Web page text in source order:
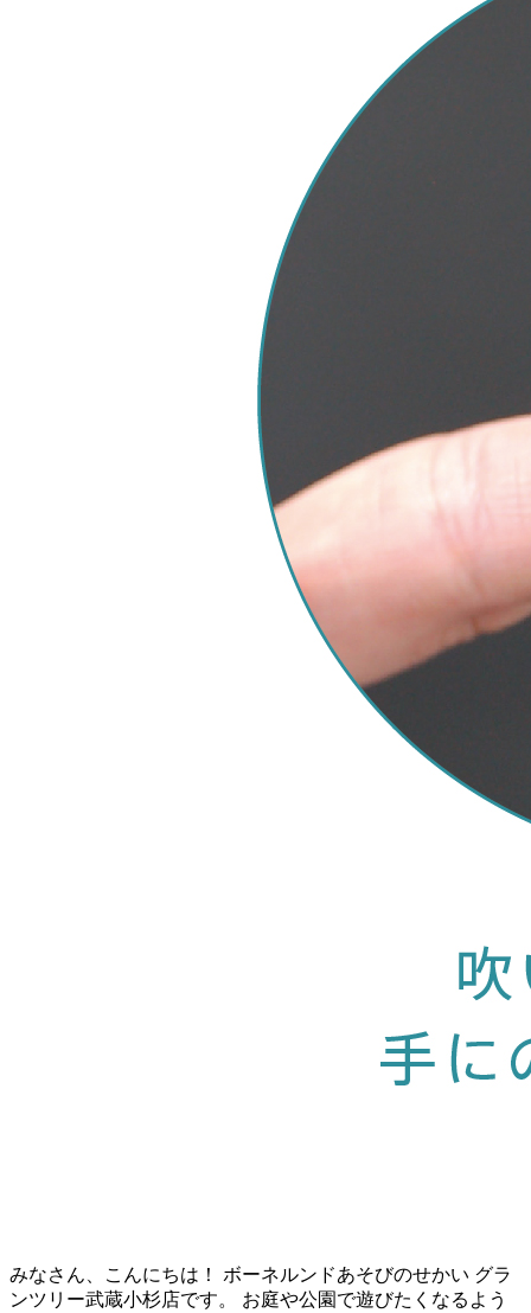
みなさん、こんにちは！ ボーネルンドあそびのせかい グラ
ンツリー武蔵小杉店です。 お庭や公園で遊びたくなるよう